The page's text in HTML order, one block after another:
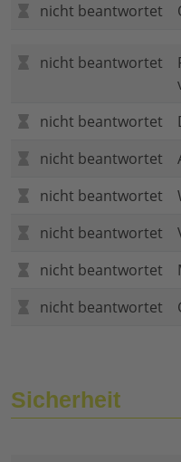
nicht beantwortet
nicht beantwortet
nicht beantwortet
nicht beantwortet
nicht beantwortet
nicht beantwortet
nicht beantwortet
nicht beantwortet
Sicherheit